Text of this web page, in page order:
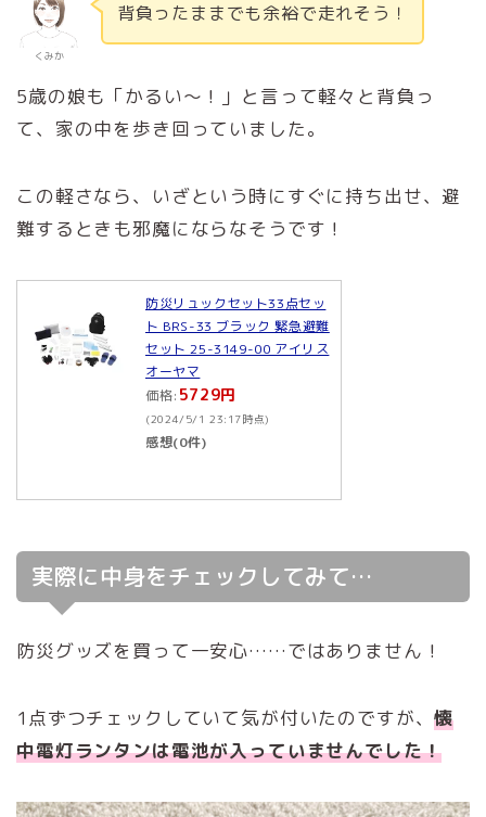
くみか
背負ったままでも余裕で走れそう！
5歳の娘も「かるい～！」と言って軽々と背負っ
て、家の中を歩き回っていました。
この軽さなら、いざという時にすぐに持ち出せ、避
難するときも邪魔にならなそうです！
防災リュックセット33点セッ
ト BRS-33 ブラック 緊急避難
セット 25-3149-00 アイリス
オーヤマ
価格: 5729円
(2024/5/1 23:17時点)
感想(0件)
実際に中身をチェックしてみて…
防災グッズを買って一安心……ではありません！
1点ずつチェックしていて気が付いたのですが、懐
中電灯ランタンは電池が入っていませんでした！